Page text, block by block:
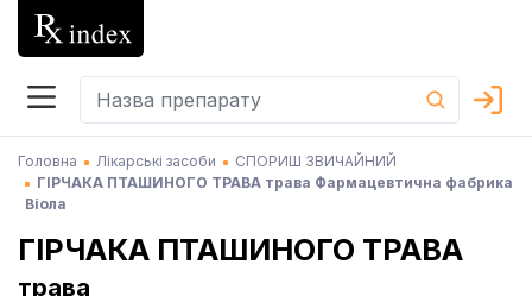
Головна Лікарські засоби
СПОРИШ ЗВИЧАЙНИЙ
ГІРЧАКА ПТАШИНОГО ТРАВА трава Фармацевтична фабрика
Віола
ГІРЧАКА ПТАШИНОГО ТРАВА
трава